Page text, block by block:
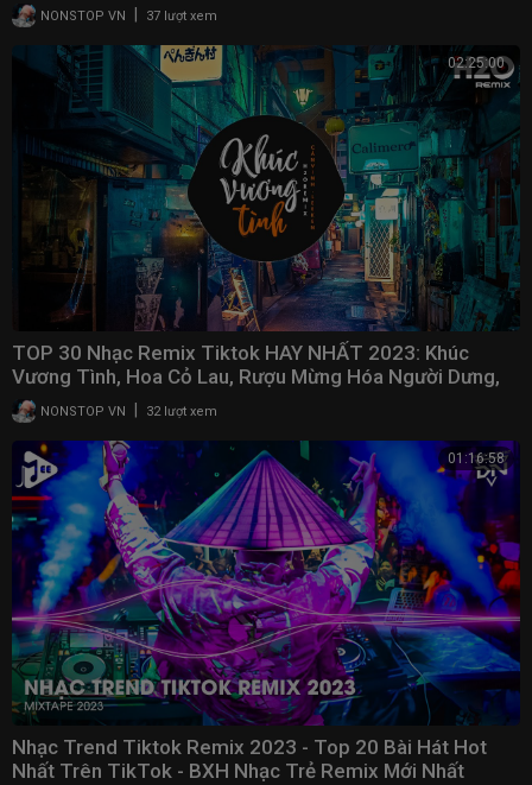
NONSTOP VN 37 lượt xem
02:25:00
TOP 30 Nhạc Remix Tiktok HAY NHẤT 2023: Khúc
Vương Tình, Hoa Cỏ Lau, Rượu Mừng Hóa Người Dưng,
Gió NONSTOP VN 32 lượt xem
01:16:58
Nhạc Trend Tiktok Remix 2023 - Top 20 Bài Hát Hot
Nhất Trên TikTok - BXH Nhạc Trẻ Remix Mới Nhất